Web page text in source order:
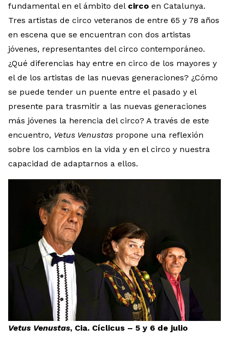
fundamental en el ámbito del circo en Catalunya.
Tres artistas de circo veteranos de entre 65 y 78 años
en escena que se encuentran con dos artistas
jóvenes, representantes del circo contemporáneo.
¿Qué diferencias hay entre en circo de los mayores y
el de los artistas de las nuevas generaciones? ¿Cómo
se puede tender un puente entre el pasado y el
presente para trasmitir a las nuevas generaciones
más jóvenes la herencia del circo? A través de este
encuentro, Vetus Venustas propone una reflexión
sobre los cambios en la vida y en el circo y nuestra
capacidad de adaptarnos a ellos.
Vetus Venustas, Cia. Cíclicus – 5 y 6 de julio